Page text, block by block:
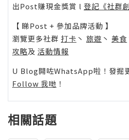
出Post賺現金獎賞 l 登記《社群
【 睇Post + 參加品牌活動 】
瀏覽更多社群 打卡 丶 旅遊 丶 美食
攻略及 活動情報
U Blog開咗WhatsApp啦！發掘
Follow 我哋 ！
相關話題